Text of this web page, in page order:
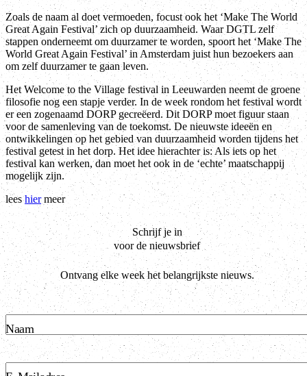
Zoals de naam al doet vermoeden, focust ook het ‘Make The World
Great Again Festival’ zich op duurzaamheid. Waar DGTL zelf
stappen onderneemt om duurzamer te worden, spoort het ‘Make The
World Great Again Festival’ in Amsterdam juist hun bezoekers aan
om zelf duurzamer te gaan leven.
Het Welcome to the Village festival in Leeuwarden neemt de groene
filosofie nog een stapje verder. In de week rondom het festival wordt
er een zogenaamd DORP gecreëerd. Dit DORP moet figuur staan
voor de samenleving van de toekomst. De nieuwste ideeën en
ontwikkelingen op het gebied van duurzaamheid worden tijdens het
festival getest in het dorp. Het idee hierachter is: Als iets op het
festival kan werken, dan moet het ook in de ‘echte’ maatschappij
mogelijk zijn.
leeshiermeer
Schrijf je in
voor de nieuwsbrief
Ontvang elke week het belangrijkste nieuws.
Naam